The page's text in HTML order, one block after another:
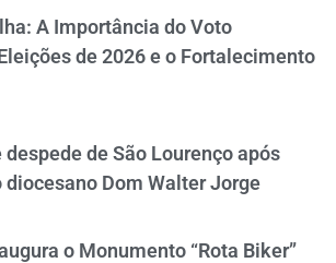
A Importância do Voto
de 2026 e o Fortalecimento
de São Lourenço após
diocesano Dom Walter Jorge
o Monumento “Rota Biker”